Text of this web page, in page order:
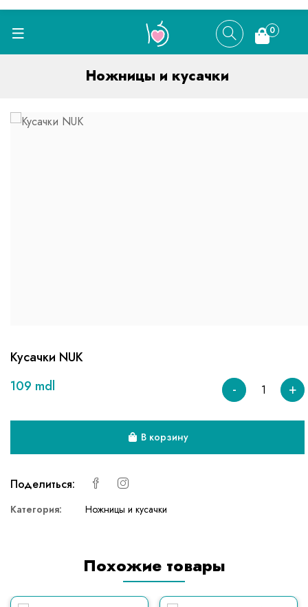
0
Ножницы и кусачки
Кусачки NUK
109 mdl
- +
В корзину
Поделиться:
Категория: Ножницы и кусачки
Похожие товары